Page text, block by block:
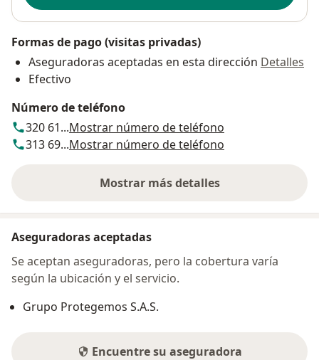
Formas de pago (visitas privadas)
Aseguradoras aceptadas en esta dirección Detalles
Efectivo
Número de teléfono
320 61...Mostrar número de teléfono
313 69...Mostrar número de teléfono
Mostrar más detalles
sobre la dirección
Aseguradoras aceptadas
Se aceptan aseguradoras, pero la cobertura varía
según la ubicación y el servicio.
Grupo Protegemos S.A.S.
Encuentre su aseguradora